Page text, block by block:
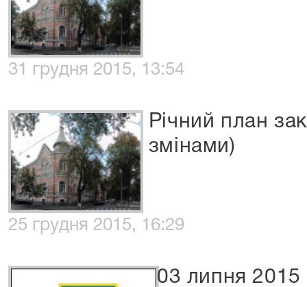
31 грудня 2015, 13:54
Річний план
змінами)
25 грудня 2015, 16:29
03 липня 2015